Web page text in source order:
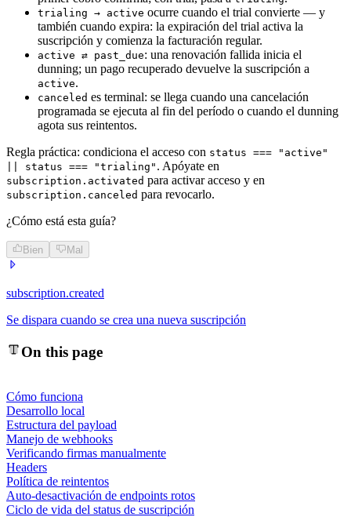
trialing → active ocurre cuando el trial convierte — y
también cuando expira: la expiración del trial activa la
suscripción y comienza la facturación regular.
active ⇄ past_due: una renovación fallida inicia el
dunning; un pago recuperado devuelve la suscripción a
active.
canceled es terminal: se llega cuando una cancelación
programada se ejecuta al fin del período o cuando el dunning
agota sus reintentos.
Regla práctica: condiciona el acceso con status === "active"
|| status === "trialing" . Apóyate en
subscription.activated para activar acceso y en
subscription.canceled para revocarlo.
¿Cómo está esta guía?
Bien Mal
subscription.created
Se dispara cuando se crea una nueva suscripción
On this page
Cómo funciona
Desarrollo local
Estructura del payload
Manejo de webhooks
Verificando firmas manualmente
Headers
Política de reintentos
Auto-desactivación de endpoints rotos
Ciclo de vida del status de suscripción